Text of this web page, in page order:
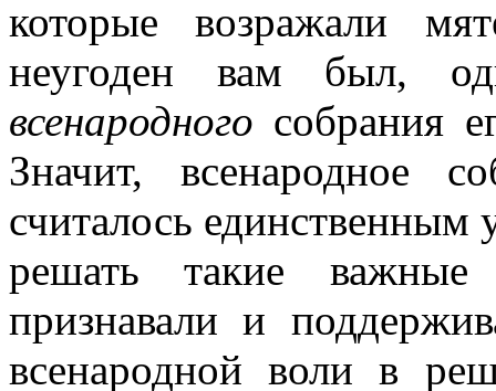
которые возражали
неугоден вам был,
всенародного собрания
Значит, всенародное
считалось
решать такие важные
признавали и
всенародной воли в